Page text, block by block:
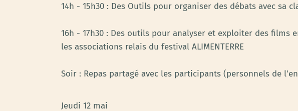
14h - 15h30 : Des Outils pour organiser des débats avec sa
16h - 17h30 : Des outils pour analyser et exploiter des films
les associations relais du festival ALIMENTERRE
Soir : Repas partagé avec les participants (personnels de
Jeudi 12 mai